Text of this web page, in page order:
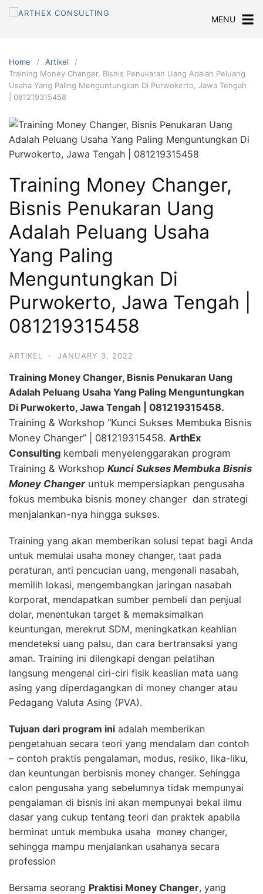
Skip
MENU
Home
Artikel
Training Money Changer, Bisnis Penukaran Uang Adalah Peluang
Usaha Yang Paling Menguntungkan Di Purwokerto, Jawa Tengah
| 081219315458
Training Money Changer,
Bisnis Penukaran Uang
Adalah Peluang Usaha
Yang Paling
Menguntungkan Di
Purwokerto, Jawa Tengah |
081219315458
ARTIKEL · JANUARY 3, 2022
Training Money Changer, Bisnis Penukaran Uang
Adalah Peluang Usaha Yang Paling Menguntungkan
Di Purwokerto, Jawa Tengah | 081219315458.
Training & Workshop “Kunci Sukses Membuka Bisnis
Money Changer” | 081219315458. ArthEx
Consulting kembali menyelenggarakan program
Training & Workshop Kunci Sukses Membuka Bisnis
Money Changeruntuk mempersiapkan pengusaha
fokus membuka bisnis money changer dan strategi
menjalankan-nya hingga sukses.
Training yang akan memberikan solusi tepat bagi Anda
untuk memulai usaha money changer, taat pada
peraturan, anti pencucian uang, mengenali nasabah,
memilih lokasi, mengembangkan jaringan nasabah
korporat, mendapatkan sumber pembeli dan penjual
dolar, menentukan target & memaksimalkan
keuntungan, merekrut SDM, meningkatkan keahlian
mendeteksi uang palsu, dan cara bertransaksi yang
aman. Training ini dilengkapi dengan pelatihan
langsung mengenal ciri-ciri fisik keaslian mata uang
asing yang diperdagangkan di money changer atau
Pedagang Valuta Asing (PVA).
Tujuan dari program ini adalah memberikan
pengetahuan secara teori yang mendalam dan contoh
– contoh praktis pengalaman, modus, resiko, lika-liku,
dan keuntungan berbisnis money changer. Sehingga
calon pengusaha yang sebelumnya tidak mempunyai
pengalaman di bisnis ini akan mempunyai bekal ilmu
dasar yang cukup tentang teori dan praktek apabila
berminat untuk membuka usaha money changer,
sehingga mampu menjalankan usahanya secara
profession
Bersama seorang Praktisi Money Changer, yang